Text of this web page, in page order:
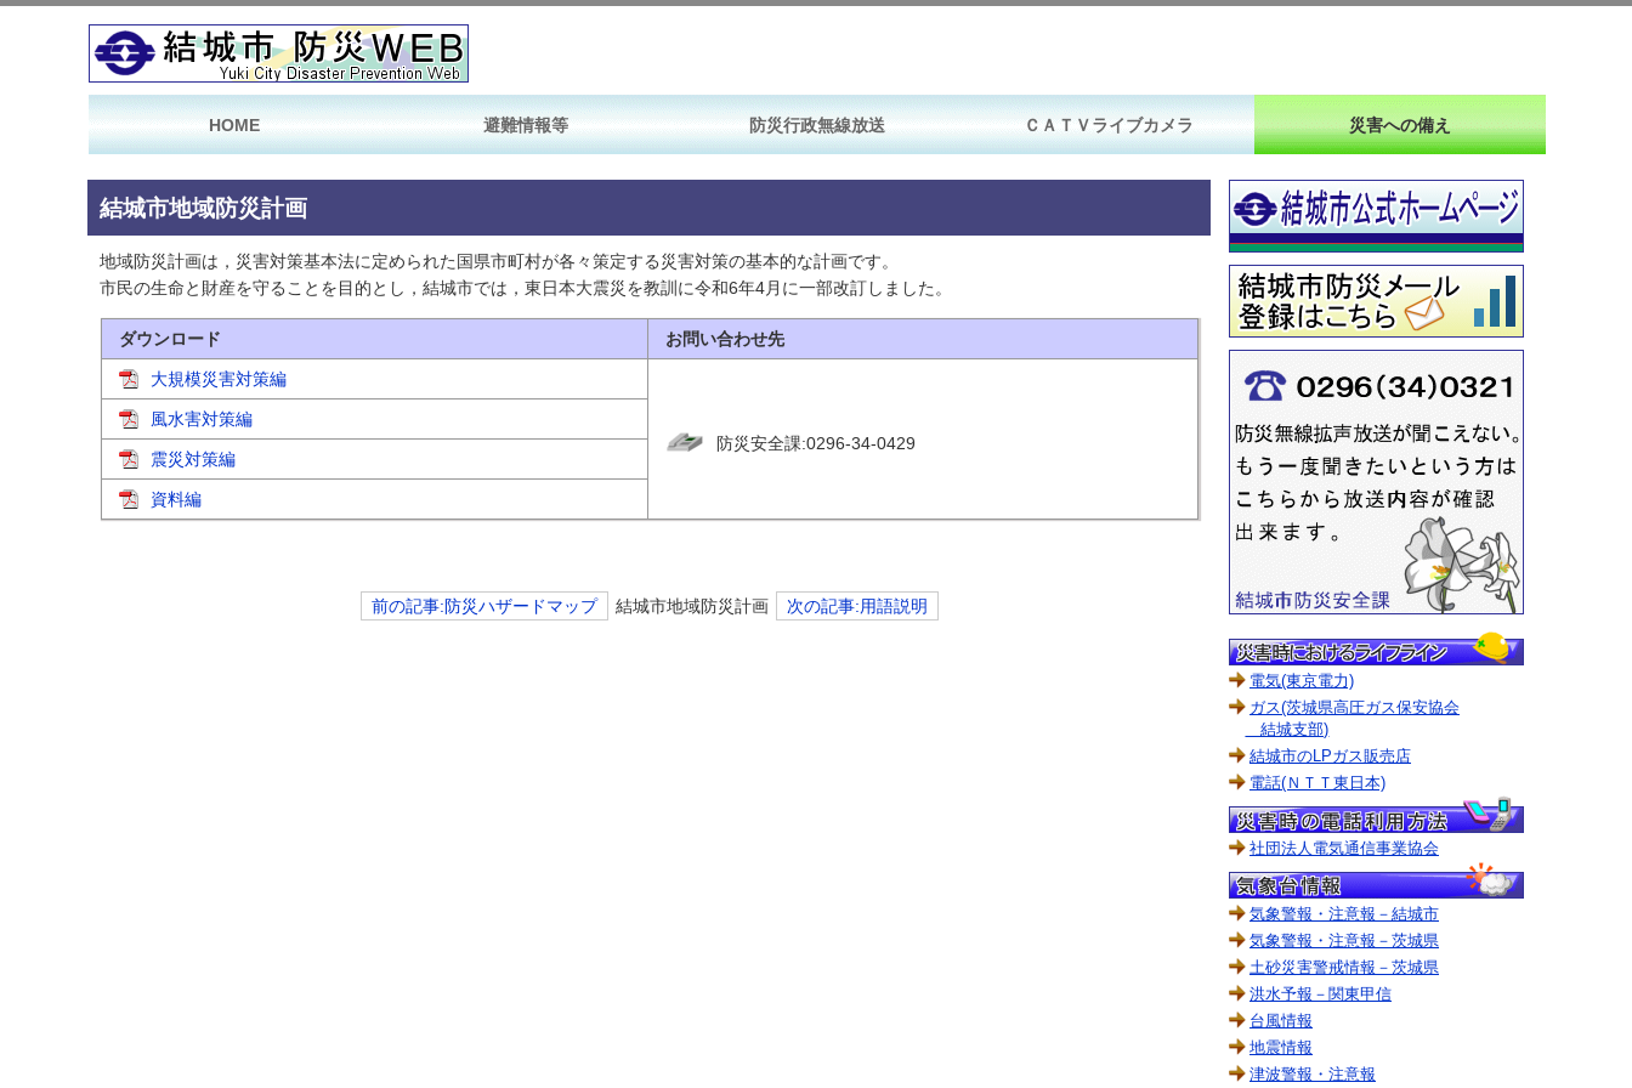
HOME 避難情報等 防災行政無線放送 ＣＡＴＶライブカメラ 災害への備え
結城市地域防災計画
地域防災計画は，災害対策基本法に定められた国県市町村が各々策定する災害対策の基本的な計画です。
市民の生命と財産を守ることを目的とし，結城市では，東日本大震災を教訓に令和6年4月に一部改訂しました。
ダウンロード お問い合わせ先
大規模災害対策編
防災安全課:0296-34-0429
風水害対策編
震災対策編
資料編
前の記事:防災ハザードマップ 結城市地域防災計画 次の記事:用語説明
電気(東京電力)
ガス(茨城県高圧ガス保安協会
結城支部)
結城市のLPガス販売店
電話(ＮＴＴ東日本)
社団法人電気通信事業協会
気象警報・注意報－結城市
気象警報・注意報－茨城県
土砂災害警戒情報－茨城県
洪水予報－関東甲信
台風情報
地震情報
津波警報・注意報